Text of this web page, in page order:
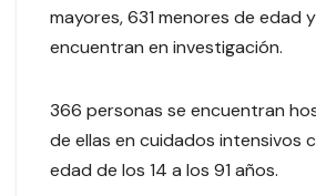
mayores, 631 menores de edad
encuentran en investigación.
366 personas se encuentran
de ellas en cuidados intensivos
edad de los 14 a los 91 años.